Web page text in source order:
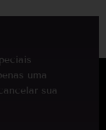
uma
sua